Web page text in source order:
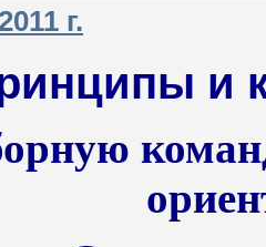
г.
и